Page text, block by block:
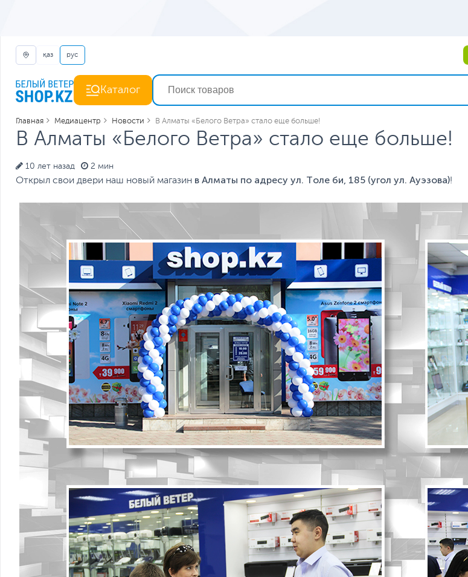
қаз рус
Каталог
Главная Медиацентр Новости В Алматы «Белого Ветра» стало еще больше!
В Алматы «Белого Ветра» стало еще больше!
10 лет назад 2 мин
Открыл свои двери наш новый магазин в Алматы по адресу ул. Толе би, 185 (угол ул. Ауэзова)!